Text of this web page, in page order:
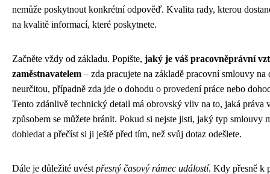
nemůže poskytnout konkrétní odpověď. Kvalita rady, kterou
na kvalitě informací, které poskytnete.
Začněte vždy od základu. Popište, jaký je váš pracovněprávní
zaměstnavatelem – zda pracujete na základě pracovní smlouvy na
neurčitou, případně zda jde o dohodu o provedení práce nebo
Tento zdánlivě technický detail má obrovský vliv na to, jaká práva
způsobem se můžete bránit. Pokud si nejste jisti, jaký typ smlouvy
dohledat a přečíst si ji ještě před tím, než svůj dotaz odešlete.
Dále je důležité uvést přesný časový rámec událostí. Kdy přesně k